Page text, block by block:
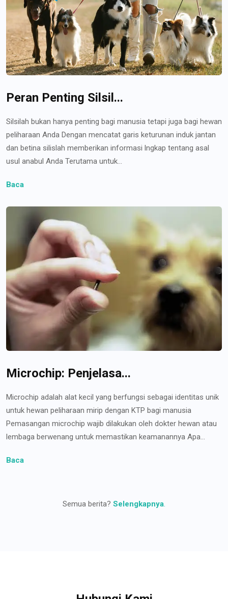
Peran Penting Silsil...
Silsilah bukan hanya penting bagi manusia tetapi juga bagi hewan
peliharaan Anda Dengan mencatat garis keturunan induk jantan
dan betina silislah memberikan informasi lngkap tentang asal
usul anabul Anda Terutama untuk...
Baca
Microchip: Penjelasa...
Microchip adalah alat kecil yang berfungsi sebagai identitas unik
untuk hewan peliharaan mirip dengan KTP bagi manusia
Pemasangan microchip wajib dilakukan oleh dokter hewan atau
lembaga berwenang untuk memastikan keamanannya Apa...
Baca
Semua berita? Selengkapnya.